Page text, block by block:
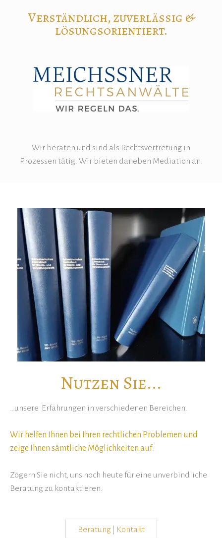
Verständlich, zuverlässig &
lösungsorientiert.
Wir beraten und sind als Rechtsvertretung in
Prozessen tätig. Wir bieten daneben Mediation an.
Nutzen Sie...
…unsere Erfahrungen in verschiedenen Bereichen.
Wir helfen Ihnen bei Ihren rechtlichen Problemen und
zeige Ihnen sämtliche Möglichkeiten auf.
Zögern Sie nicht, uns noch heute für eine unverbindliche
Beratung zu kontaktieren.
Beratung | Kontakt